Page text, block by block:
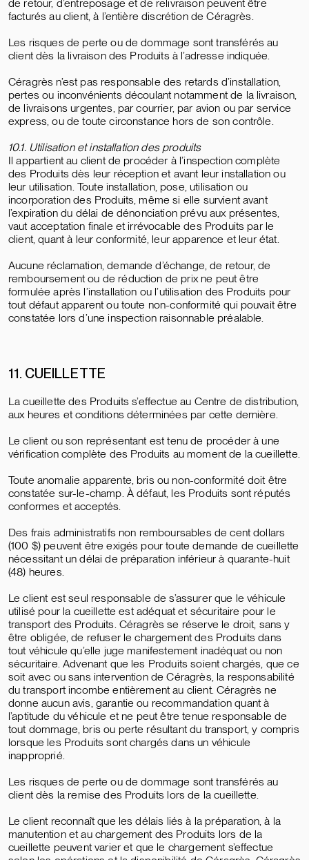
de retour, d’entreposage et de relivraison peuvent être
facturés au client, à l’entière discrétion de Céragrès.
Les risques de perte ou de dommage sont transférés au
client dès la livraison des Produits à l’adresse indiquée.
Céragrès n’est pas responsable des retards d’installation,
pertes ou inconvénients découlant notamment de la livraison,
de livraisons urgentes, par courrier, par avion ou par service
express, ou de toute circonstance hors de son contrôle.
10.1. Utilisation et installation des produits
Il appartient au client de procéder à l’inspection complète
des Produits dès leur réception et avant leur installation ou
leur utilisation. Toute installation, pose, utilisation ou
incorporation des Produits, même si elle survient avant
l’expiration du délai de dénonciation prévu aux présentes,
vaut acceptation finale et irrévocable des Produits par le
client, quant à leur conformité, leur apparence et leur état.
Aucune réclamation, demande d’échange, de retour, de
remboursement ou de réduction de prix ne peut être
formulée après l’installation ou l’utilisation des Produits pour
tout défaut apparent ou toute non-conformité qui pouvait être
constatée lors d’une inspection raisonnable préalable.
11. CUEILLETTE
La cueillette des Produits s’effectue au Centre de distribution,
aux heures et conditions déterminées par cette dernière.
Le client ou son représentant est tenu de procéder à une
vérification complète des Produits au moment de la cueillette.
Toute anomalie apparente, bris ou non-conformité doit être
constatée sur-le-champ. À défaut, les Produits sont réputés
conformes et acceptés.
Des frais administratifs non remboursables de cent dollars
(100 $) peuvent être exigés pour toute demande de cueillette
nécessitant un délai de préparation inférieur à quarante-huit
(48) heures.
Le client est seul responsable de s’assurer que le véhicule
utilisé pour la cueillette est adéquat et sécuritaire pour le
transport des Produits. Céragrès se réserve le droit, sans y
être obligée, de refuser le chargement des Produits dans
tout véhicule qu’elle juge manifestement inadéquat ou non
sécuritaire. Advenant que les Produits soient chargés, que ce
soit avec ou sans intervention de Céragrès, la responsabilité
du transport incombe entièrement au client. Céragrès ne
donne aucun avis, garantie ou recommandation quant à
l’aptitude du véhicule et ne peut être tenue responsable de
tout dommage, bris ou perte résultant du transport, y compris
lorsque les Produits sont chargés dans un véhicule
inapproprié.
Les risques de perte ou de dommage sont transférés au
client dès la remise des Produits lors de la cueillette.
Le client reconnaît que les délais liés à la préparation, à la
manutention et au chargement des Produits lors de la
cueillette peuvent varier et que le chargement s’effectue